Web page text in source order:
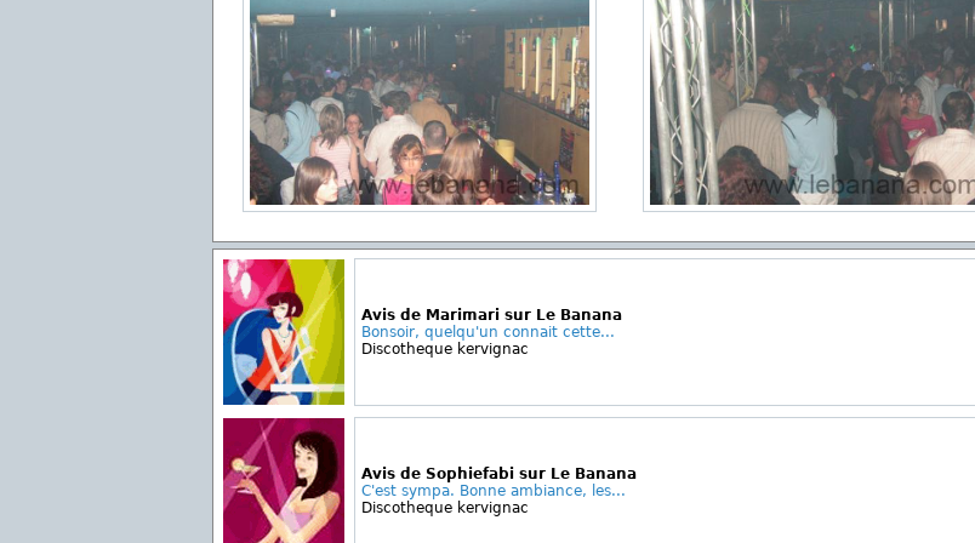
Avis de Marimari sur Le Banana
Bonsoir, quelqu'un connait cette...
Discotheque kervignac
Avis de Sophiefabi sur Le Banana
C'est sympa. Bonne ambiance, les...
Discotheque kervignac